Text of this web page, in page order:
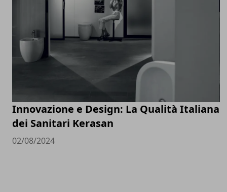
Innovazione e Design: La Qualità Italiana
dei Sanitari Kerasan
02/08/2024